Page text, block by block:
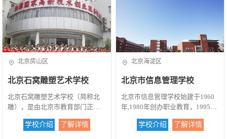
北京房山区
北京石窝雕塑艺术学校
北京石窝雕塑艺术学校（简称北
雕），是由北京市教育部门正式
批准，大石窝镇人民政府主办的
一所雕塑专业学校，学校座落在
学校介绍 了解详情
北京海淀区
北京市信息管理学校
北京市信息管理学校始建于1960
年,1980年创办职业教育，1995年
被评为首批国家级重点职业学
校，是一所隶属于北京市海淀区
学校介绍 了解详情